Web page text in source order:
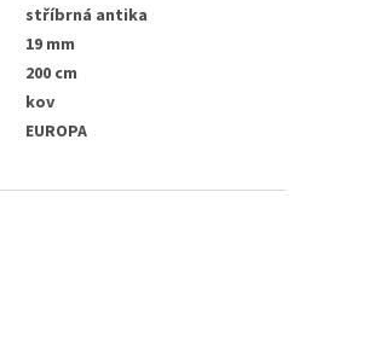
stříbrná antika
19 mm
200 cm
kov
EUROPA